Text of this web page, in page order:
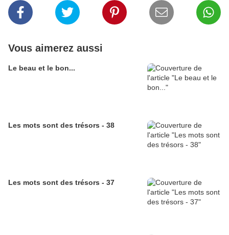
Vous aimerez aussi
Le beau et le bon...
Les mots sont des trésors - 38
Les mots sont des trésors - 37